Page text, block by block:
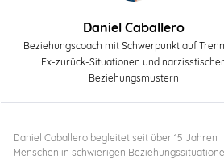
Daniel Caballero
Beziehungscoach mit Schwerpunkt auf
Ex-zurück-Situationen und
Beziehungsmustern
Daniel Caballero begleitet seit über 15 Jahren
Menschen in schwierigen